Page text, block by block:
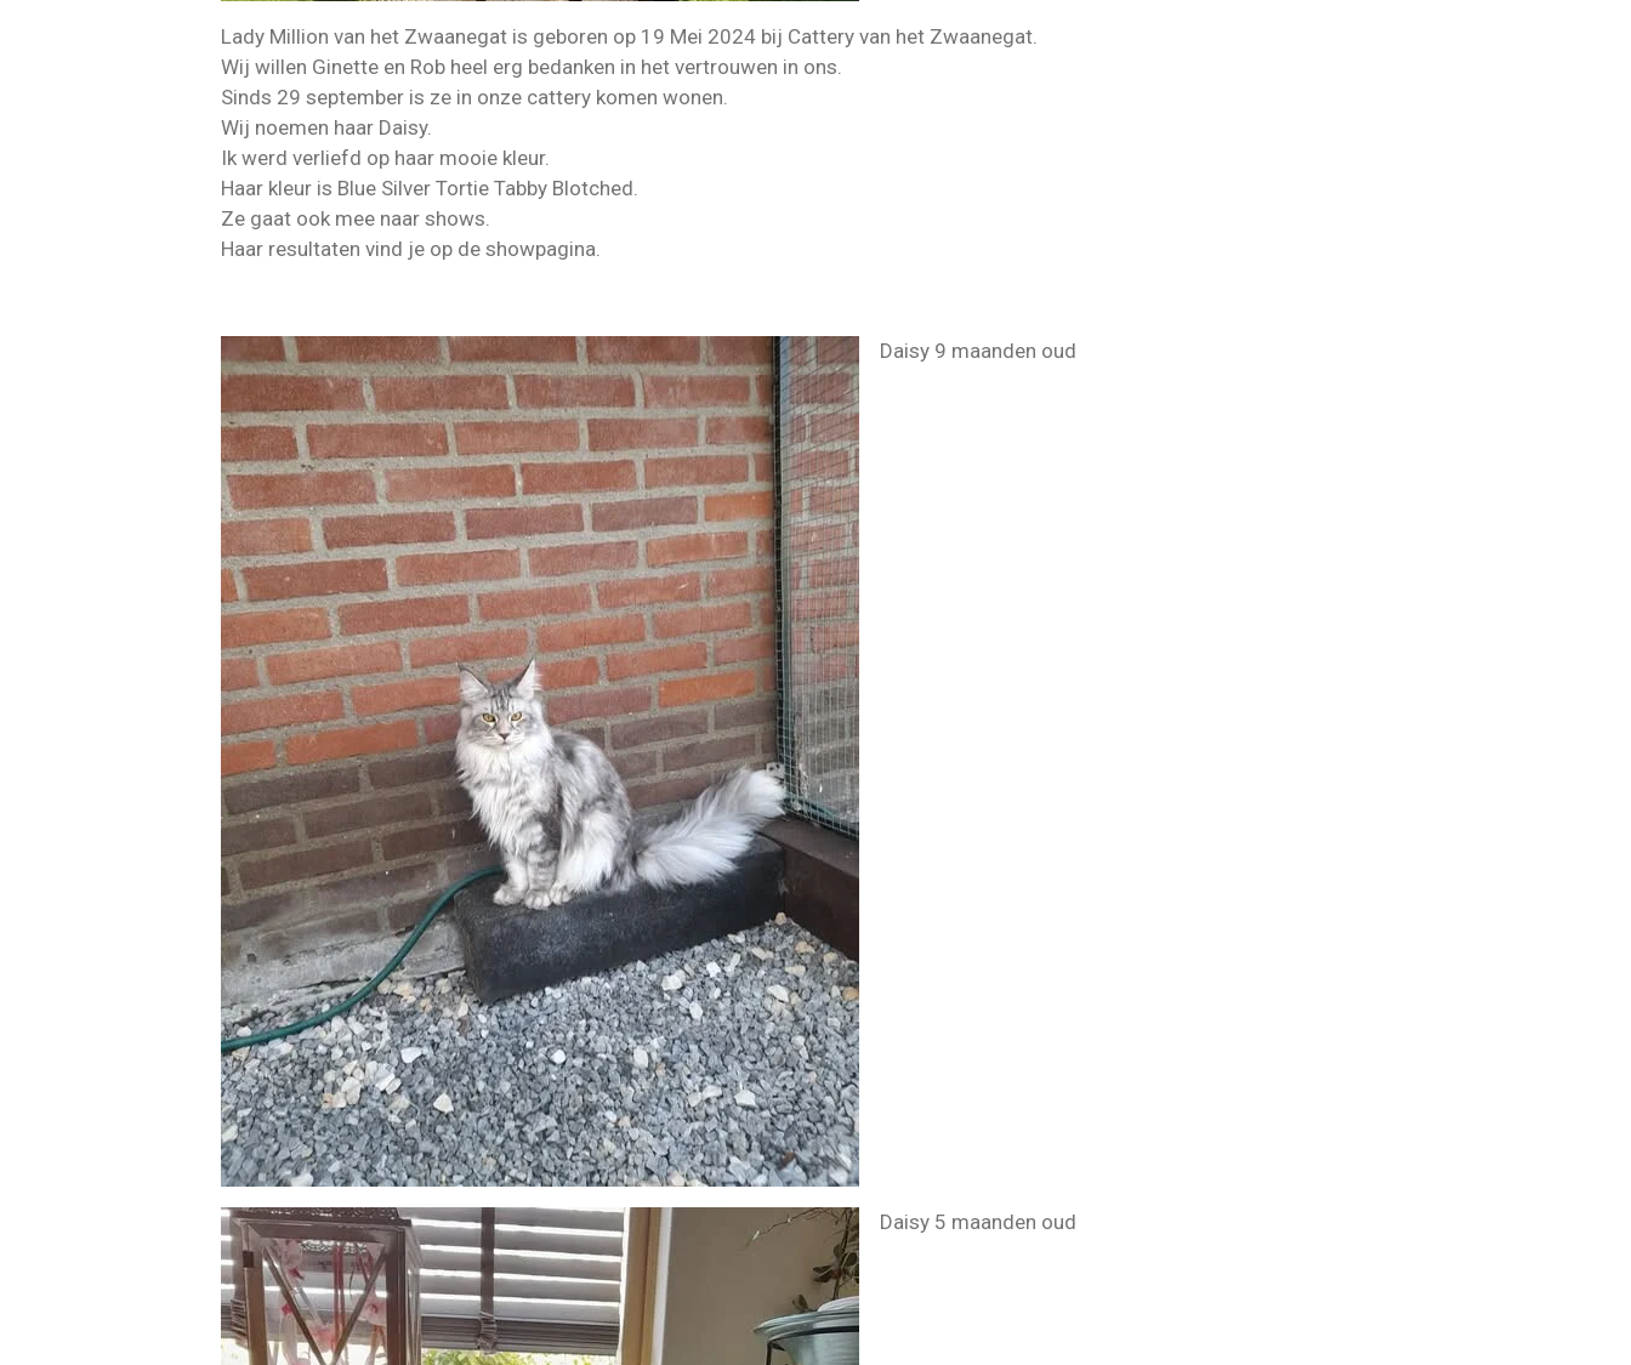
Lady Million van het Zwaanegat is geboren op 19 Mei 2024 bij Cattery van het Zwaanegat.
Wij willen Ginette en Rob heel erg bedanken in het vertrouwen in ons.
Sinds 29 september is ze in onze cattery komen wonen.
Wij noemen haar Daisy.
Ik werd verliefd op haar mooie kleur.
Haar kleur is Blue Silver Tortie Tabby Blotched.
Ze gaat ook mee naar shows.
Haar resultaten vind je op de showpagina.
Daisy 9 maanden oud
Daisy 5 maanden oud